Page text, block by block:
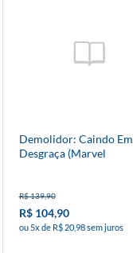
Demolidor: Caindo Em
Desgraça (Marvel
R$ 139,90
R$ 104,90
ou 5x de R$ 20,98 sem juros